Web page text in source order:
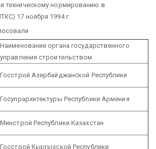
техническому нормированию в
17 ноября 1994 г.
Наименование органа государственного
управления строительством
Госстрой Азербайджанской Республики
Госупрархитектуры Республики Армения
Минстрой Республики Казахстан
Госстрой Кыргызской Республики